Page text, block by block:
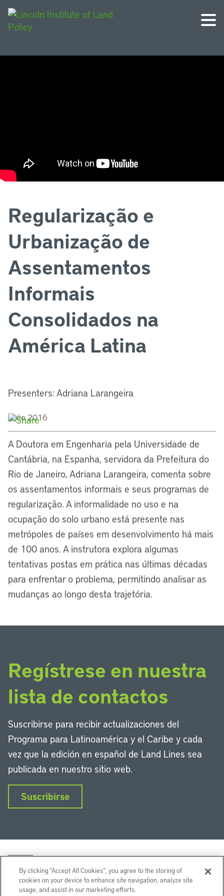
Regularização e
Urbanização de
Assentamentos
Informais
Consolidados na
América Latina
Presenters: Adriana Larangeira
Julio 2016
A Doutora em Engenharia pela Universidade de
Cantábria, na Espanha, servidora da Prefeitura do
Rio de Janeiro, Adriana Larangeira, comenta sobre
os assentamentos informais e seus programas de
regularização. A informalidade no uso e na
ocupação do solo urbano está presente nas
metrópoles de países em desenvolvimento há mais
de 100 anos. A instrutora explora algumas
tentativas postas em prática nas últimas décadas
para enfrentar o problema, permitindo analisar as
mudanças ao longo desta trajetória.
Regístrese en nuestra
lista de contactos
Suscribirse para recibir actualizaciones del
Programa para Latinoamérica y el Caribe y cada
vez que la edición en español de Land Lines sea
publicada en nuestro sitio web.
Suscribirse
By clicking “Accept All Cookies”, you agree to the storing of
cookies on your device to enhance site navigation, analyze site
usage, and assist in our marketing efforts.